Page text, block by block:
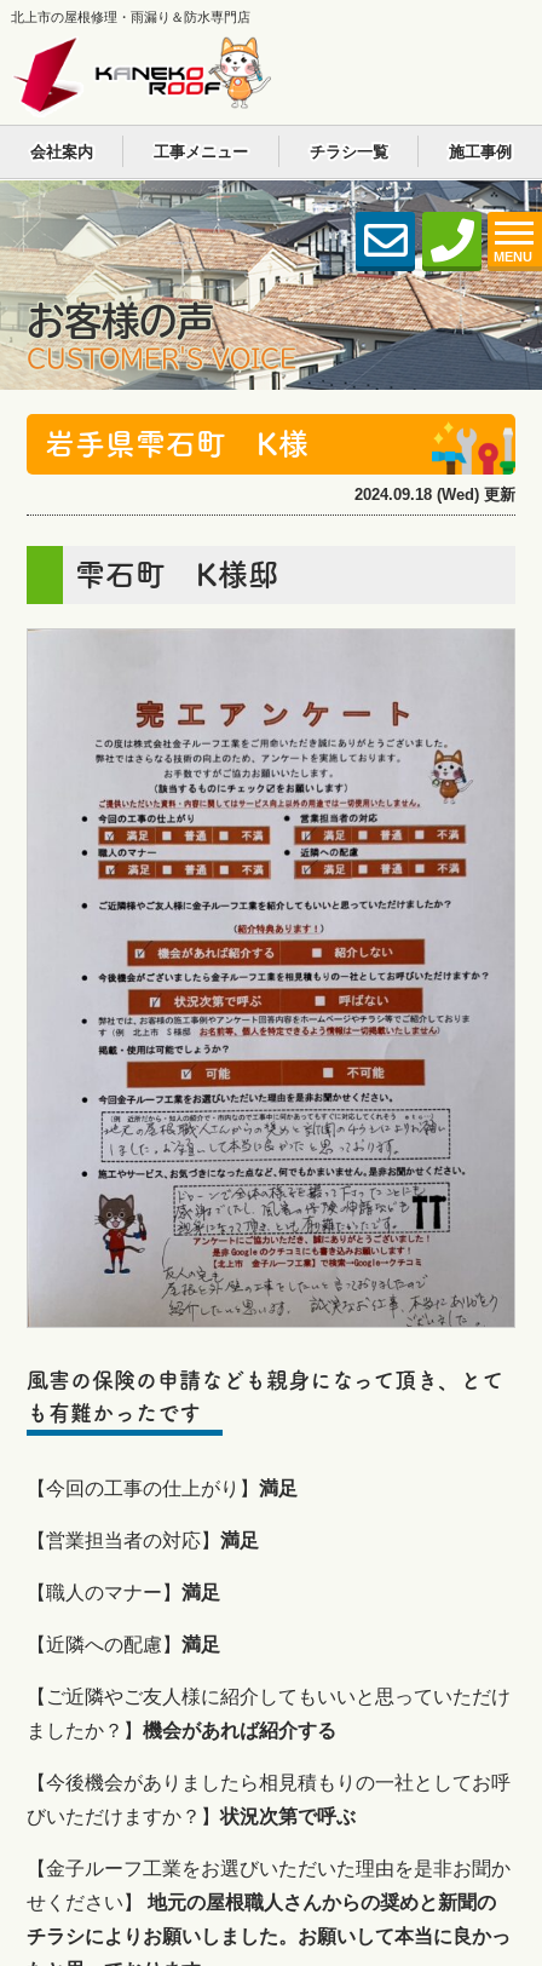
北上市の屋根修理・雨漏り＆防水専門店
MENU
会社案内 工事メニュー チラシ一覧 施工事例
お客様の声
CUSTOMER'S VOICE
岩手県雫石町 K様
2024.09.18 (Wed) 更新
雫石町 K様邸
風害の保険の申請なども親身になって頂き、とて
も有難かったです
【今回の工事の仕上がり】満足
【営業担当者の対応】満足
【職人のマナー】満足
【近隣への配慮】満足
【ご近隣やご友人様に紹介してもいいと思っていただけ
ましたか？】機会があれば紹介する
【今後機会がありましたら相見積もりの一社としてお呼
びいただけますか？】状況次第で呼ぶ
【金子ルーフ工業をお選びいただいた理由を是非お聞か
せください 】
地元の屋根職人さんからの奨めと新聞の
チラシによりお願いしました。お願いして本当に良かっ